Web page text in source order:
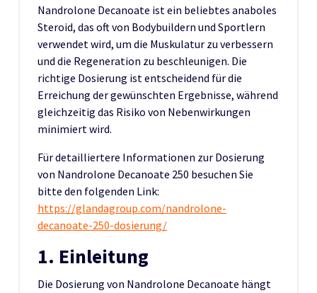
Nandrolone Decanoate ist ein beliebtes anaboles
Steroid, das oft von Bodybuildern und Sportlern
verwendet wird, um die Muskulatur zu verbessern
und die Regeneration zu beschleunigen. Die
richtige Dosierung ist entscheidend für die
Erreichung der gewünschten Ergebnisse, während
gleichzeitig das Risiko von Nebenwirkungen
minimiert wird.
Für detailliertere Informationen zur Dosierung
von Nandrolone Decanoate 250 besuchen Sie
bitte den folgenden Link:
https://glandagroup.com/nandrolone-
decanoate-250-dosierung/
1. Einleitung
Die Dosierung von Nandrolone Decanoate hängt